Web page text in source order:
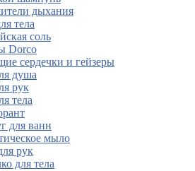
дыхания
тела
соль
Dorco
сердечки и гейзеры
душа
рук
тела
для ванн
мыло
рук
для тела